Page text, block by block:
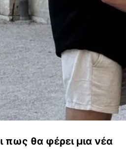
πως θα φέρει μια νέα